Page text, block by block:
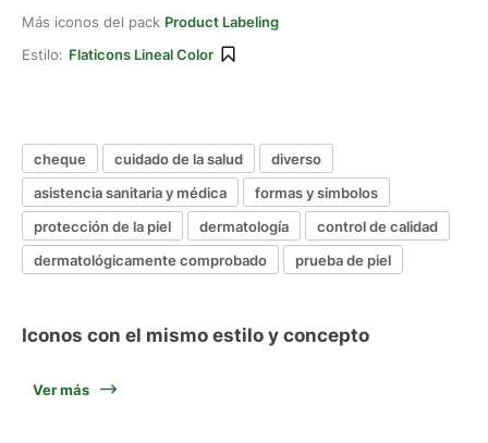
Más iconos del pack Product Labeling
Estilo: Flaticons Lineal Color
cheque cuidado de la salud
diverso
asistencia sanitaria y médica
formas y simbolos
protección de la piel
dermatología
control de calidad
dermatológicamente comprobado
prueba de piel
Iconos con el mismo estilo y concepto
Ver más